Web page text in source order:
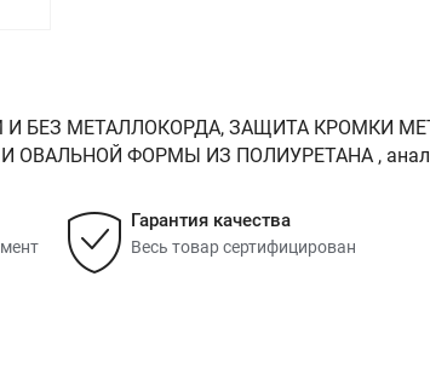
БЕЗ МЕТАЛЛОКОРДА, ЗАЩИТА КРОМКИ
ОВАЛЬНОЙ ФОРМЫ ИЗ ПОЛИУРЕТАНА ,
Гарантия качества
Весь товар сертифицирован